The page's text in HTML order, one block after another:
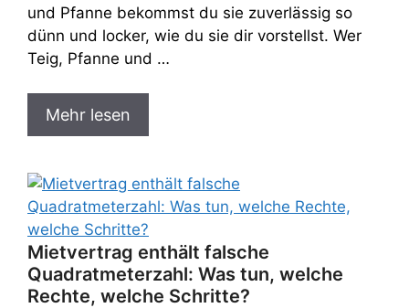
und Pfanne bekommst du sie zuverlässig so
dünn und locker, wie du sie dir vorstellst. Wer
Teig, Pfanne und …
Mehr lesen
Mietvertrag enthält falsche
Quadratmeterzahl: Was tun, welche
Rechte, welche Schritte?